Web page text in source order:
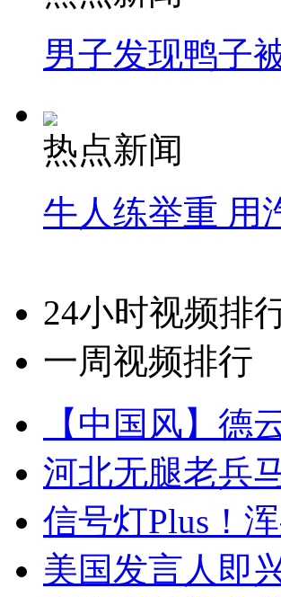
男子发现鸭子
热点新闻
牛人练举重 用
24小时视频排
一周视频排行
【中国风】德
河北无腿老兵
信号灯Plus！
美国发言人即